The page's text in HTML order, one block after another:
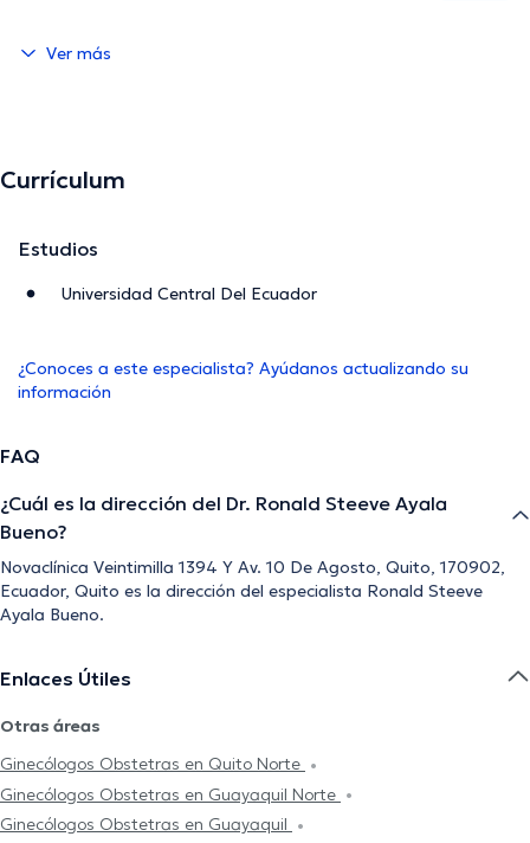
Ver más
Currículum
Estudios
Universidad Central Del Ecuador
¿Conoces a este especialista? Ayúdanos actualizando su
información
FAQ
¿Cuál es la dirección del Dr. Ronald Steeve Ayala
Bueno?
Novaclínica Veintimilla 1394 Y Av. 10 De Agosto, Quito, 170902,
Ecuador, Quito es la dirección del especialista Ronald Steeve
Ayala Bueno.
Enlaces Útiles
Otras áreas
Ginecólogos Obstetras en Quito Norte
Ginecólogos Obstetras en Guayaquil Norte
Ginecólogos Obstetras en Guayaquil